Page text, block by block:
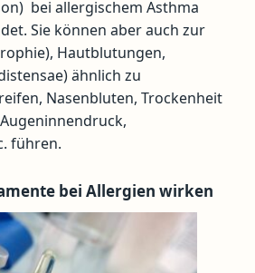
bei allergischem Asthma
Sie können aber auch zur
Hautblutungen,
ähnlich zu
Nasenbluten, Trockenheit
führen.
bei Allergien wirken